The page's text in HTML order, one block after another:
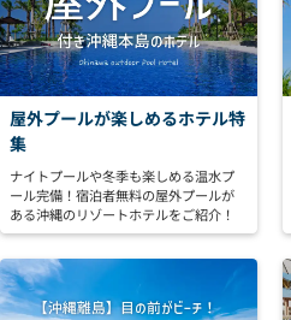
屋外プールが楽しめるホテル特
集
ナイトプールや冬季も楽しめる温水プ
ール完備！宿泊者無料の屋外プールが
ある沖縄のリゾートホテルをご紹介！